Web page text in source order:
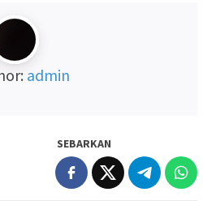
admin
SEBARKAN